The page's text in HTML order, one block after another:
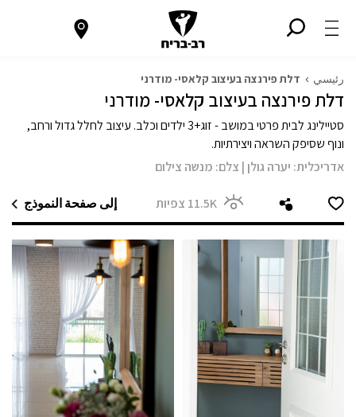
رئيسي דלת פירנצה בעיצוב קלאסי- מודרני
דלת פירנצה בעיצוב קלאסי- מודרני
סטיילינג לבית פרטי במושב - זוג+3 ילדים וכלב. עיצוב לחלל גדול ורחב,
ונוף שסיפק השראה ויצירתיות.
אדריכלית: יערה גולן | צלם: מנשה צילום
11.5K צפיות إلى صفحة النموذج
מודול 1